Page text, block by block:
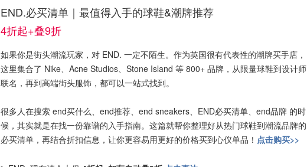
END.必买清单｜最值得入手的球鞋&潮牌推荐
4折起+叠9折
如果你是街头潮流玩家，对 END. 一定不陌生。作为英国很有代表性的潮牌买手店，
这里集合了 Nike、Acne Studios、Stone Island 等 800+ 品牌，从限量球鞋到设计师
联名，再到高端街头服饰，都可以一站式找到。
很多人在搜索 end买什么、end推荐、end sneakers、END必买清单、end品牌 的时
候，其实就是在找一份靠谱的入手指南。这篇就帮你整理好从热门球鞋到潮流品牌的
必买清单，再结合折扣信息，让你更容易用更好的价格买到心仪单品！ 点击购买>>